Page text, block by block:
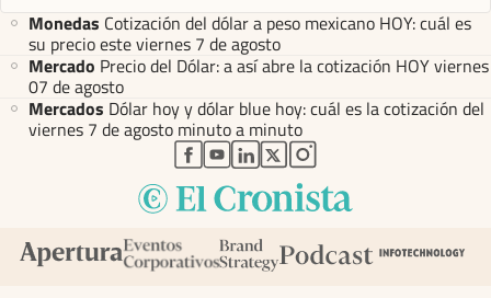
Monedas Cotización del dólar a peso mexicano HOY: cuál es
su precio este viernes 7 de agosto
Mercado Precio del Dólar: a así abre la cotización HOY viernes
07 de agosto
Mercados Dólar hoy y dólar blue hoy: cuál es la cotización del
viernes 7 de agosto minuto a minuto
abre en nueva pestaña
abre en nueva pestaña
abre en nueva pestaña
abre en nueva pestaña
abre en nueva pestaña